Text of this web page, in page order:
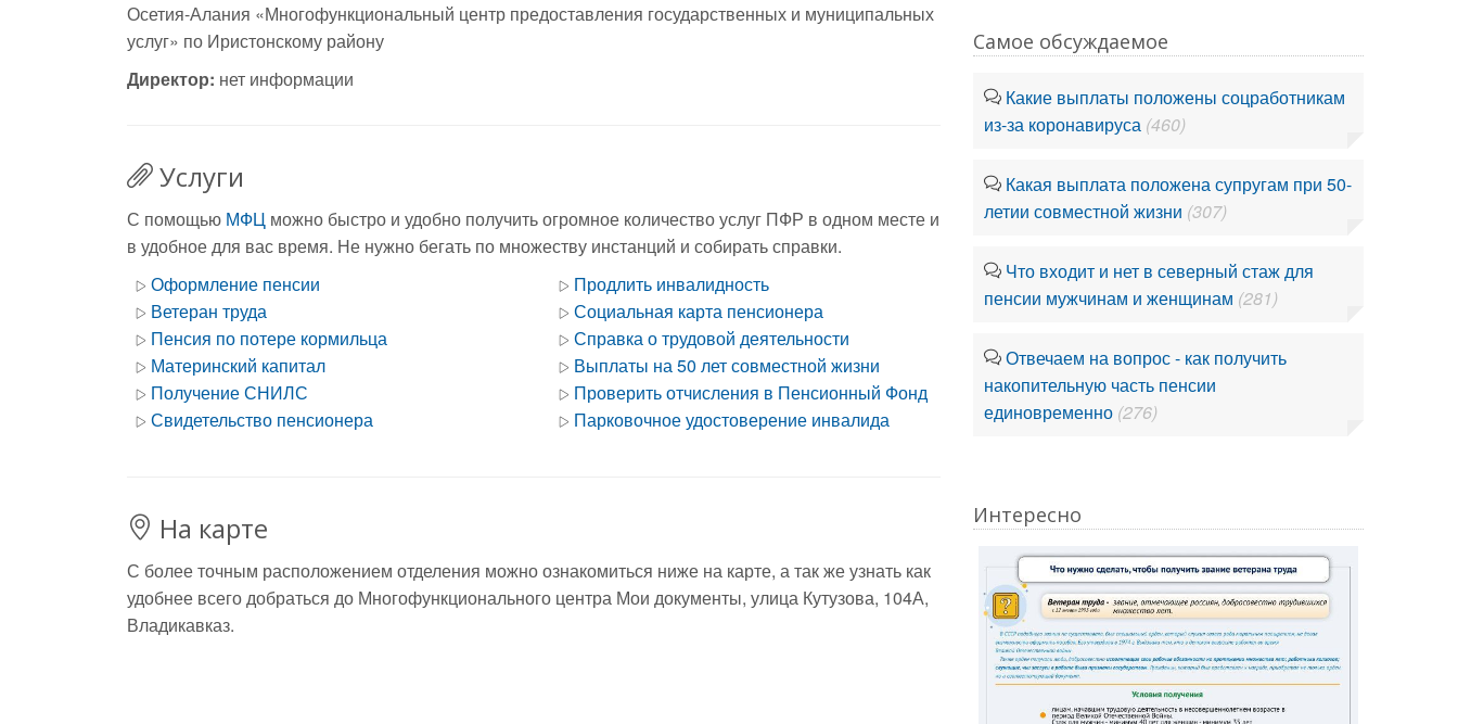
Осетия-Алания «Многофункциональный центр предоставления государственных и муниципальных
услуг» по Иристонскому району
Директор: нет информации
Услуги
С помощью МФЦ можно быстро и удобно получить огромное количество услуг ПФР в одном месте и
в удобное для вас время. Не нужно бегать по множеству инстанций и собирать справки.
Оформление пенсии
Ветеран труда
Пенсия по потере кормильца
Материнский капитал
Получение СНИЛС
Свидетельство пенсионера
Продлить инвалидность
Социальная карта пенсионера
Справка о трудовой деятельности
Выплаты на 50 лет совместной жизни
Проверить отчисления в Пенсионный Фонд
Парковочное удостоверение инвалида
На карте
С более точным расположением отделения можно ознакомиться ниже на карте, а так же узнать как
удобнее всего добраться до Многофункционального центра Мои документы, улица Кутузова, 104А,
Владикавказ.
Самое обсуждаемое
Какие выплаты положены соцработникам
из-за коронавируса (460)
Какая выплата положена супругам при 50-
летии совместной жизни (307)
Что входит и нет в северный стаж для
пенсии мужчинам и женщинам (281)
Отвечаем на вопрос - как получить
накопительную часть пенсии
единовременно (276)
Интересно